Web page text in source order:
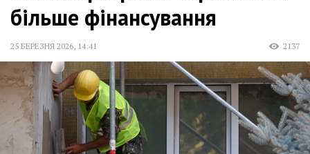
більше фінансування
25 БЕРЕЗНЯ 2026, 14:41 2137